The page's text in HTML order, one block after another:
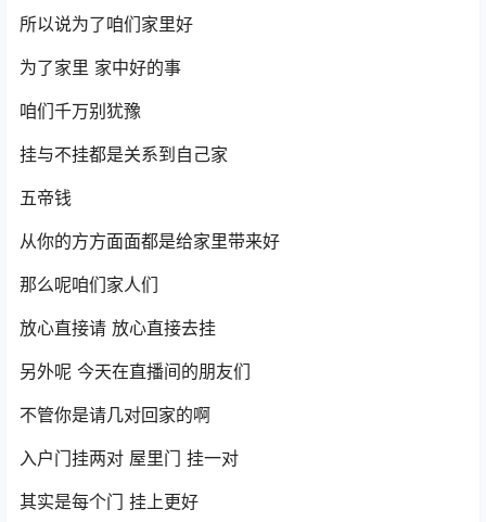
所以说为了咱们家里好
为了家里 家中好的事
咱们千万别犹豫
挂与不挂都是关系到自己家
五帝钱
从你的方方面面都是给家里带来好
那么呢咱们家人们
放心直接请 放心直接去挂
另外呢 今天在直播间的朋友们
不管你是请几对回家的啊
入户门挂两对 屋里门 挂一对
其实是每个门 挂上更好